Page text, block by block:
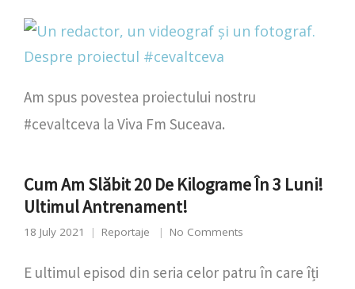
Am spus povestea proiectului nostru
#cevaltceva la Viva Fm Suceava.
Cum Am Slăbit 20 De Kilograme În 3 Luni!
Ultimul Antrenament!
18 July 2021 Reportaje No Comments
E ultimul episod din seria celor patru în care îți